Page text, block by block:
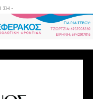
ΣΗ -